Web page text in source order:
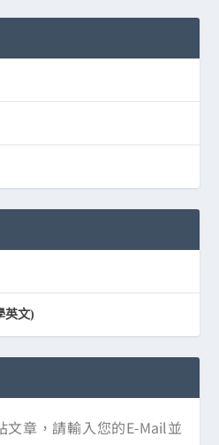
英文)
文章，請輸入您的E-Mail並